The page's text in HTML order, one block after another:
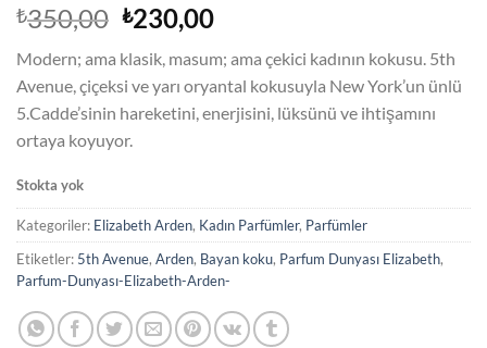
₺350,00 Orijinal
fiyat:
₺350,00.
₺230,00Şu
fiyat:
₺230,00.
Modern; ama klasik, masum; ama çekici kadının kokusu. 5th
Avenue, çiçeksi ve yarı oryantal kokusuyla New York’un ünlü
5.Cadde’sinin hareketini, enerjisini, lüksünü ve ihtişamını
ortaya koyuyor.
Stokta yok
Kategoriler: Elizabeth Arden, Kadın Parfümler, Parfümler
Etiketler: 5th Avenue, Arden, Bayan koku, Parfum Dunyası Elizabeth,
Parfum-Dunyası-Elizabeth-Arden-